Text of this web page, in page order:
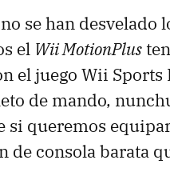
se han
el Wii MotionPlus
el juego Wii Sports
de mando,
si queremos
de consola barata